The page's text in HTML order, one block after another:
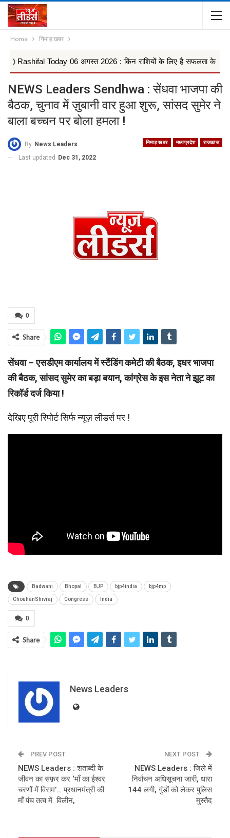
Home निमाड़ खबर
Today 06 अगस्त 2026 : किन राशियों के लिए है सफलता के मजबूत योग,
NEWS Leaders Sendhwa : सेंधवा भाजपा की
बैठक, चुनाव में ज़ुबानी वार हुआ शुरू, सांसद सुमेर ने
बाला बच्चन पर बोला हमला !
निमाड़ खबर मध्यप्रदेश राजकाज
By News Leaders
Last updated Dec 31, 2022
0
Share
सेंधवा – एसडीएम कार्यालय में स्टैंडिंग कमेटी की बैठक, इधर भाजपा
की बैठक, सांसद सुमेर का बड़ा बयान, कांग्रेस के इस नेता ने झूट का
रिकॉर्ड दर्ज किया !
देखिए पूरी रिपोर्ट सिर्फ न्यूज़ लीडर्स पर !
Badwani Bhopal BJP bjp4india bjp4mp
ChouhanShivraj Congress India
0
Share
News Leaders
PREV POST
NEWS Leaders : शताब्दी के
जीवन का सफ़र कर ‘माँ का ईश्वर
चरणों में विराम’… प्रधानमंत्री की
माँ पंच तत्व में विलीन,
NEXT POST
NEWS Leaders : जिले में
निर्वाचन अधिसूचना जारी, धारा
144 लगी, गुंडों को लेकर पुलिस
मुस्तैद